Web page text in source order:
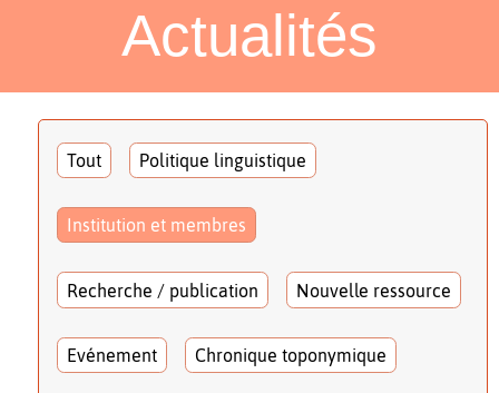
Actualités
Tout Politique linguistique
Institution et membres
Recherche / publication Nouvelle ressource
Evénement Chronique toponymique